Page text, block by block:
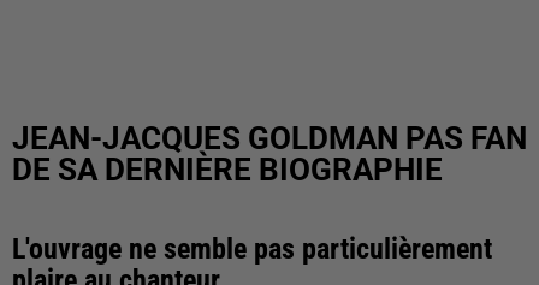
JEAN-JACQUES GOLDMAN PAS FAN
DE SA DERNIÈRE BIOGRAPHIE
L'ouvrage ne semble pas particulièrement